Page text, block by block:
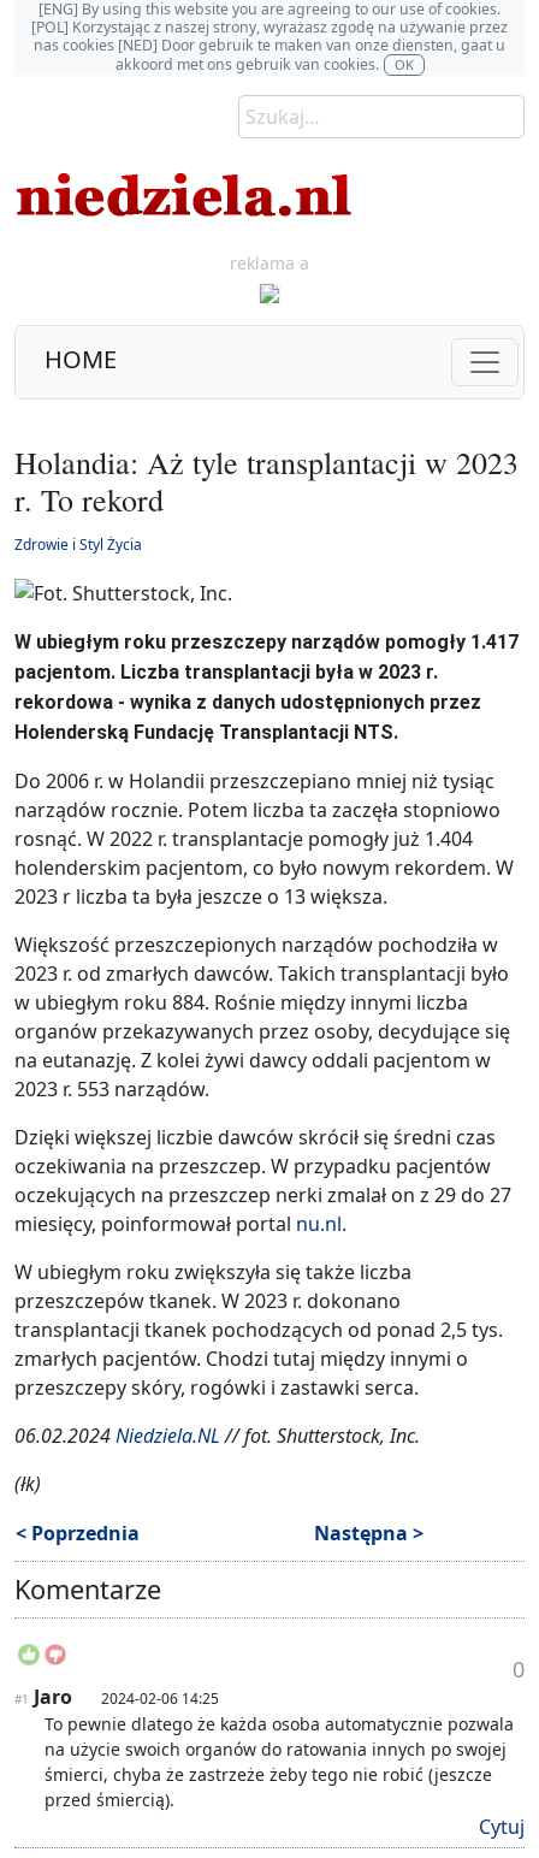
[ENG] By using this website you are agreeing to our use of cookies.
[POL] Korzystając z naszej strony, wyrażasz zgodę na używanie przez
nas cookies [NED] Door gebruik te maken van onze diensten, gaat u
akkoord met ons gebruik van cookies.
OK
reklama a
HOME
Holandia: Aż tyle transplantacji w 2023
r. To rekord
Zdrowie i Styl Życia
W ubiegłym roku przeszczepy narządów pomogły 1.417
pacjentom. Liczba transplantacji była w 2023 r.
rekordowa - wynika z danych udostępnionych przez
Holenderską Fundację Transplantacji NTS.
Do 2006 r. w Holandii przeszczepiano mniej niż tysiąc
narządów rocznie. Potem liczba ta zaczęła stopniowo
rosnąć. W 2022 r. transplantacje pomogły już 1.404
holenderskim pacjentom, co było nowym rekordem. W
2023 r liczba ta była jeszcze o 13 większa.
Większość przeszczepionych narządów pochodziła w
2023 r. od zmarłych dawców. Takich transplantacji było
w ubiegłym roku 884. Rośnie między innymi liczba
organów przekazywanych przez osoby, decydujące się
na eutanazję. Z kolei żywi dawcy oddali pacjentom w
2023 r. 553 narządów.
Dzięki większej liczbie dawców skrócił się średni czas
oczekiwania na przeszczep. W przypadku pacjentów
oczekujących na przeszczep nerki zmalał on z 29 do 27
miesięcy, poinformował portal nu.nl.
W ubiegłym roku zwiększyła się także liczba
przeszczepów tkanek. W 2023 r. dokonano
transplantacji tkanek pochodzących od ponad 2,5 tys.
zmarłych pacjentów. Chodzi tutaj między innymi o
przeszczepy skóry, rogówki i zastawki serca.
06.02.2024Niedziela.NL// fot. Shutterstock, Inc.
(łk)
< Poprzednia
Następna >
Komentarze
0
#1 Jaro 2024-02-06 14:25
To pewnie dlatego że każda osoba automatycznie pozwala
na użycie swoich organów do ratowania innych po swojej
śmierci, chyba że zastrzeże żeby tego nie robić (jeszcze
przed śmiercią).
Cytuj